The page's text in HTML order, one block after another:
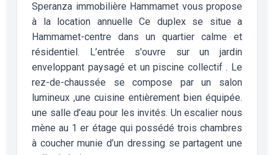
Speranza immobilière Hammamet vous propose
à la location annuelle Ce duplex se situe a
Hammamet-centre dans un quartier calme et
résidentiel. L’entrée s'ouvre sur un jardin
enveloppant paysagé et un piscine collectif . Le
rez-de-chaussée se compose par un salon
lumineux ,une cuisine entièrement bien équipée.
une salle d’eau pour les invités. Un escalier nous
mène au 1 er étage qui possédé trois chambres
à coucher munie d’un dressing se partagent une